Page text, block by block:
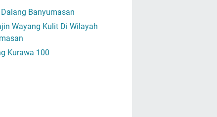
Banyumasan
Wayang Kulit Di Wilayah
Kurawa 100